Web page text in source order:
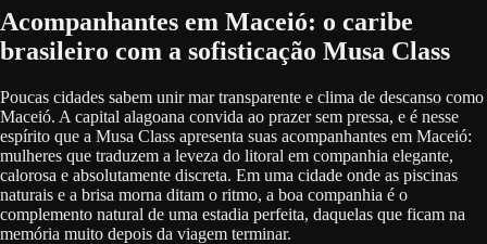
Acompanhantes em Maceió: o caribe
brasileiro com a sofisticação Musa Class
Poucas cidades sabem unir mar transparente e clima de descanso como
Maceió. A capital alagoana convida ao prazer sem pressa, e é nesse
espírito que a Musa Class apresenta suas acompanhantes em Maceió:
mulheres que traduzem a leveza do litoral em companhia elegante,
calorosa e absolutamente discreta. Em uma cidade onde as piscinas
naturais e a brisa morna ditam o ritmo, a boa companhia é o
complemento natural de uma estadia perfeita, daquelas que ficam na
memória muito depois da viagem terminar.